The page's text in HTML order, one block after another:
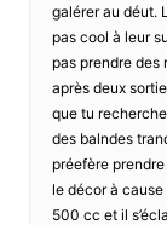
galérer au déut.
pas cool à leur
pas prendre
après deux
que tu
des balndes
préefère
le décor à cause
500 cc et il